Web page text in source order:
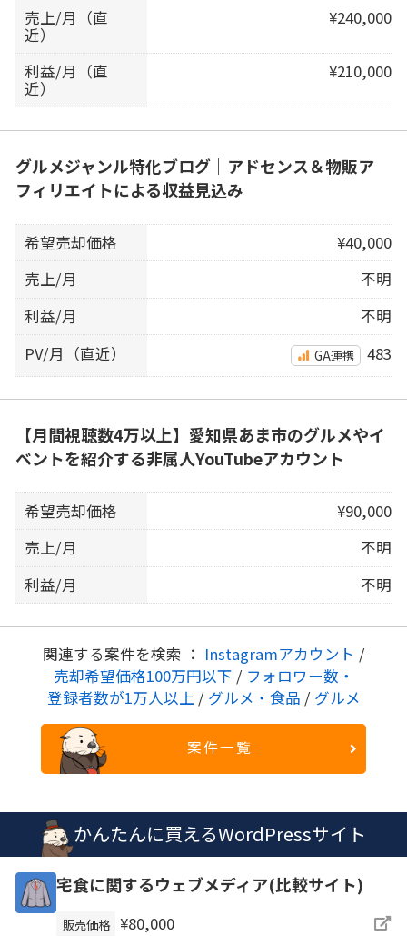
売上/月（直
近）
¥240,000
利益/月（直
近）
¥210,000
グルメジャンル特化ブログ｜アドセンス＆物販ア
フィリエイトによる収益見込み
希望売却価格
¥40,000
売上/月
不明
利益/月
不明
PV/月（直近）
GA連携 483
【月間視聴数4万以上】愛知県あま市のグルメやイ
ベントを紹介する非属人YouTubeアカウント
希望売却価格
¥90,000
売上/月
不明
利益/月
不明
関連する案件を検索 ： Instagramアカウント /
売却希望価格100万円以下 / フォロワー数・
登録者数が1万人以上 / グルメ・食品 / グルメ
案件一覧
かんたんに買えるWordPressサイト
宅食に関するウェブメディア(比較サイト)
販売価格 ¥80,000